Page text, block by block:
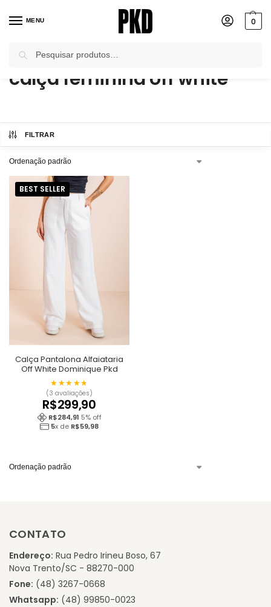
MENU 0
Início / Produtos marcados com a tag “calça feminina off white”
calça feminina off white
FILTRAR
BEST SELLER
Calça Pantalona Alfaiataria
Off White Dominique Pkd
R$299,90
★★★★★
★★★★★
(3 avaliações)
R$284,91 5% off
5x de R$59,98
CONTATO
Endereço: Rua Pedro Irineu Boso, 67
Nova Trento/SC - 88270-000
Fone: (48) 3267-0668
Whatsapp: (48) 99850-0023